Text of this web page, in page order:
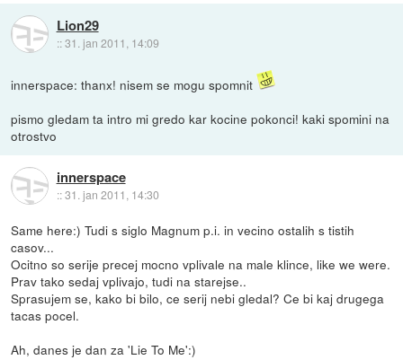
Lion29
::31. jan 2011, 14:09
innerspace: thanx! nisem se mogu spomnit
pismo gledam ta intro mi gredo kar kocine pokonci! kaki spomini na
otrostvo
innerspace
::31. jan 2011, 14:30
Same here:) Tudi s siglo Magnum p.i. in vecino ostalih s tistih
casov...
Ocitno so serije precej mocno vplivale na male klince, like we were.
Prav tako sedaj vplivajo, tudi na starejse..
Sprasujem se, kako bi bilo, ce serij nebi gledal? Ce bi kaj drugega
tacas pocel.
Ah, danes je dan za 'Lie To Me':)